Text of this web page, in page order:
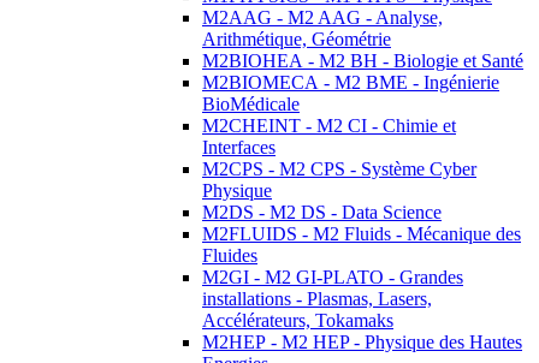
M2AAG - M2 AAG - Analyse,
Arithmétique, Géométrie
M2BIOHEA - M2 BH - Biologie et Santé
M2BIOMECA - M2 BME - Ingénierie
BioMédicale
M2CHEINT - M2 CI - Chimie et
Interfaces
M2CPS - M2 CPS - Système Cyber
Physique
M2DS - M2 DS - Data Science
M2FLUIDS - M2 Fluids - Mécanique des
Fluides
M2GI - M2 GI-PLATO - Grandes
installations - Plasmas, Lasers,
Accélérateurs, Tokamaks
M2HEP - M2 HEP - Physique des Hautes